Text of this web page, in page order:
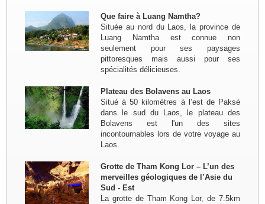
2022: Hanoi - Bac Ha - Marché Can
Cau - Thong Nguyen - Hoang Su Phi
- Ha Giang - Nam Dam -...
Groupe: VAR VIETNAM PASSION
(21personnes)
Voyage à la carte du 4 oct au 19 oct
dans la baie de Lan Ha - Marché
ethnique Bac Ha - Thong Nguyen (
Hoang Su Phi) - Lac...
Que faire à Luang Namtha?
Située au nord du Laos, la province de
Luang Namtha est connue non
seulement pour ses paysages
pittoresques mais aussi pour ses
spécialités délicieuses.
Plateau des Bolavens au Laos
Situé à 50 kilomètres à l’est de Paksé
dans le sud du Laos, le plateau des
Bolavens est l'un des sites
incontournables lors de votre voyage au
Laos.
Grotte de Tham Kong Lor – L’un des
merveilles géologiques de l’Asie du
Sud - Est
La grotte de Tham Kong Lor, de 7.5km